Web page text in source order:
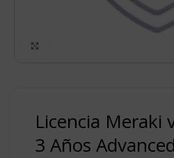
Licencia Meraki
3 Años